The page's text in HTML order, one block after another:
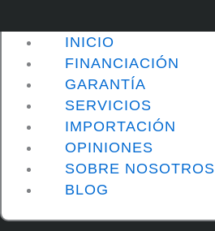
INICIO
FINANCIACIÓN
GARANTÍA
SERVICIOS
IMPORTACIÓN
OPINIONES
SOBRE NOSOTROS
BLOG